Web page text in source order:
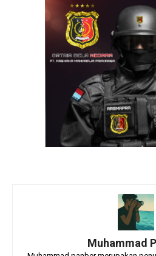
Muhammad